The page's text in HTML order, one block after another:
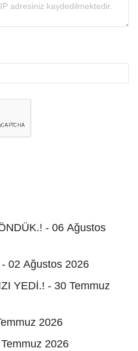
- 06 Ağustos
02 Ağustos 2026
YEDİ.! - 30 Temmuz
2026
2026